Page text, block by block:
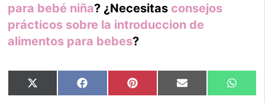
para bebé niña? ¿Necesitas consejos
prácticos sobre la introduccion de
alimentos para bebes?
Compartir
en
X
(Twitter)
Compartir
en
Facebook Compartir
en
Pinterest Compartir
en
Email
en